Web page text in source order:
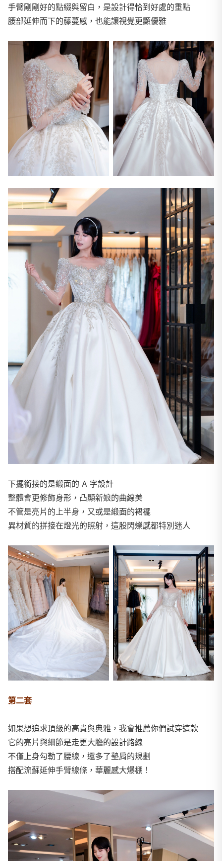
手臂剛剛好的點綴與留白，是設計得恰到好處的重點
腰部延伸而下的藤蔓感，也能讓視覺更顯優雅
下擺銜接的是緞面的 A 字設計
整體會更修飾身形，凸顯新娘的曲線美
不管是亮片的上半身，又或是緞面的裙襬
異材質的拼接在燈光的照射，這股閃爍感都特別迷人
第二套
如果想追求頂級的高貴與典雅，我會推薦你們試穿這款
它的亮片與細節是走更大膽的設計路線
不僅上身勾勒了腰線，還多了墊肩的規劃
搭配流蘇延伸手臂線條，華麗感大爆棚！